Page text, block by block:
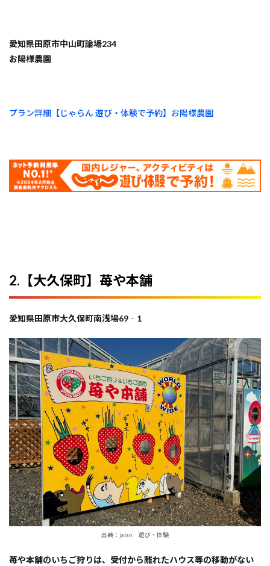
愛知県田原市中山町論場234
お陽様農園
プラン詳細【じゃらん 遊び・体験で予約】お陽様農園
2.【大久保町】苺や本舗
愛知県田原市大久保町南浅場69‐1
出典：jalan 遊び・体験
苺や本舗のいちご狩りは、受付から離れたハウス等の移動がない